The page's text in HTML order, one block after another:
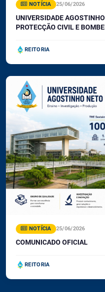
NOTÍCIA 25/06/2026
UNIVERSIDADE
PROTECÇÃO CIVIL E
REITORIA
NOTÍCIA 25/06/2026
COMUNICADO OFICIAL
REITORIA